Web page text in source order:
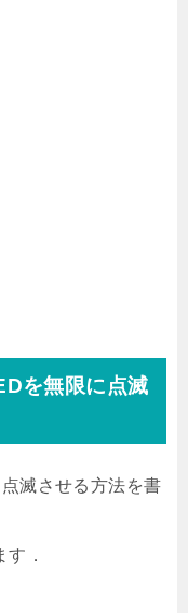
を無限に点滅
滅させる方法を書
．